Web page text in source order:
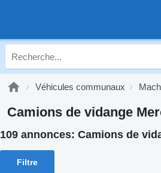
Véhicules communaux
Camions de vidange
109 annonces: Camions de
Filtre